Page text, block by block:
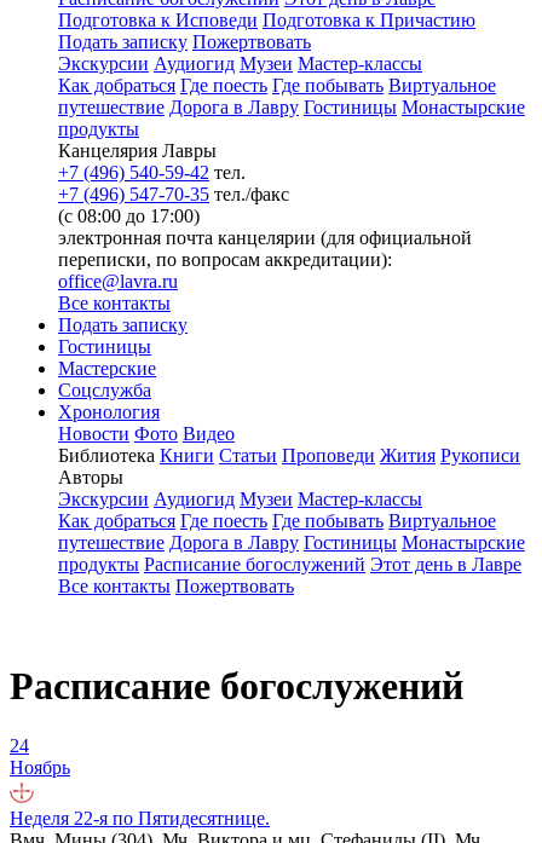
Подготовка к Исповеди Подготовка к Причастию
Подать записку Пожертвовать
Экскурсии Аудиогид Музеи Мастер-классы
Как добраться Где поесть Где побывать Виртуальное
путешествие Дорога в Лавру Гостиницы Монастырские
продукты
Канцелярия Лавры
+7 (496) 540-59-42 тел.
+7 (496) 547-70-35 тел./факс
(с 08:00 до 17:00)
электронная почта канцелярии (для официальной
переписки, по вопросам аккредитации):
office@lavra.ru
Все контакты
Подать записку
Гостиницы
Мастерские
Соцслужба
Хронология
Новости Фото Видео
Библиотека Книги Статьи Проповеди Жития Рукописи
Авторы
Экскурсии Аудиогид Музеи Мастер-классы
Как добраться Где поесть Где побывать Виртуальное
путешествие Дорога в Лавру Гостиницы Монастырские
продукты Расписание богослужений Этот день в Лавре
Все контакты Пожертвовать
Расписание богослужений
24
Ноябрь
Неделя 22-я по Пятидесятнице.